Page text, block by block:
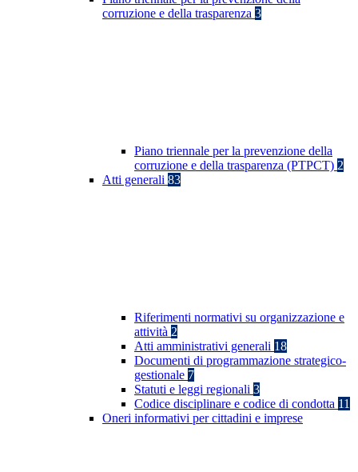
corruzione e della trasparenza 3
Piano triennale per la prevenzione della
corruzione e della trasparenza (PTPCT) 2
Atti generali 83
Riferimenti normativi su organizzazione e
attività 2
Atti amministrativi generali 18
Documenti di programmazione strategico-
gestionale 7
Statuti e leggi regionali 3
Codice disciplinare e codice di condotta 11
Oneri informativi per cittadini e imprese